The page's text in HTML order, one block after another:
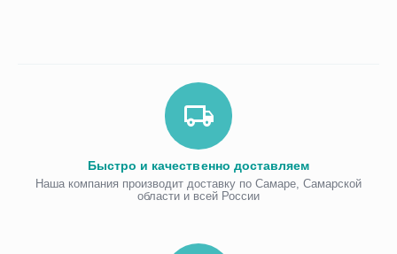
Быстро и качественно доставляем
Наша компания производит доставку по Самаре, Самарской
области и всей России